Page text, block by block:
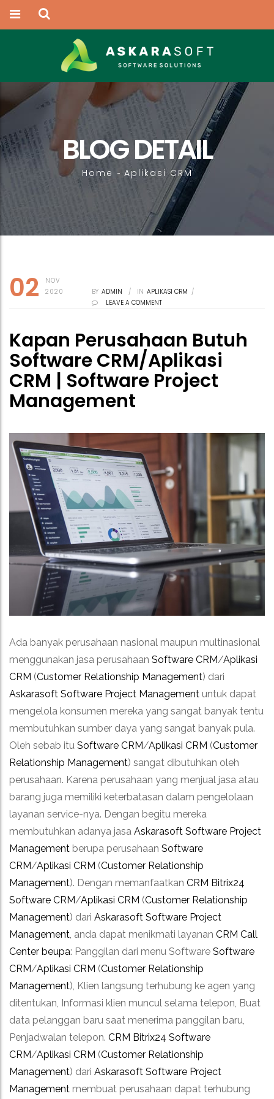
BLOG DETAIL
Home - Aplikasi CRM
02
NOV
2020
BY ADMIN / IN APLIKASI CRM /
LEAVE A COMMENT
Kapan Perusahaan Butuh
Software CRM/Aplikasi
CRM | Software Project
Management
Ada banyak perusahaan nasional maupun multinasional
menggunakan jasa perusahaan Software CRM/Aplikasi
CRM (Customer Relationship Management) dari
Askarasoft Software Project Management untuk dapat
mengelola konsumen mereka yang sangat banyak tentu
membutuhkan sumber daya yang sangat banyak pula.
Oleh sebab itu Software CRM/Aplikasi CRM (Customer
Relationship Management) sangat dibutuhkan oleh
perusahaan. Karena perusahaan yang menjual jasa atau
barang juga memiliki keterbatasan dalam pengelolaan
layanan service-nya. Dengan begitu mereka
membutuhkan adanya jasa Askarasoft Software Project
Management berupa perusahaan Software
CRM/Aplikasi CRM (Customer Relationship
Management). Dengan memanfaatkan CRM Bitrix24
Software CRM/Aplikasi CRM (Customer Relationship
Management) dari Askarasoft Software Project
Management , anda dapat menikmati layanan CRM Call
Center beupa: Panggilan dari menu Software Software
CRM/Aplikasi CRM (Customer Relationship
Management), Klien langsung terhubung ke agen yang
ditentukan, Informasi klien muncul selama telepon, Buat
data pelanggan baru saat menerima panggilan baru,
Penjadwalan telepon. CRM Bitrix24 Software
CRM/Aplikasi CRM (Customer Relationship
Management) dari Askarasoft Software Project
Management membuat perusahaan dapat terhubung